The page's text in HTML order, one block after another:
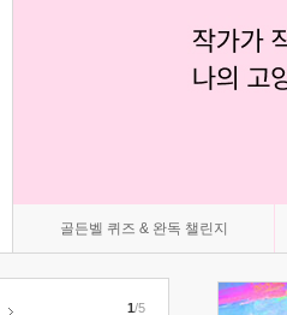
골든벨 퀴즈 & 완독 챌린지
1/5